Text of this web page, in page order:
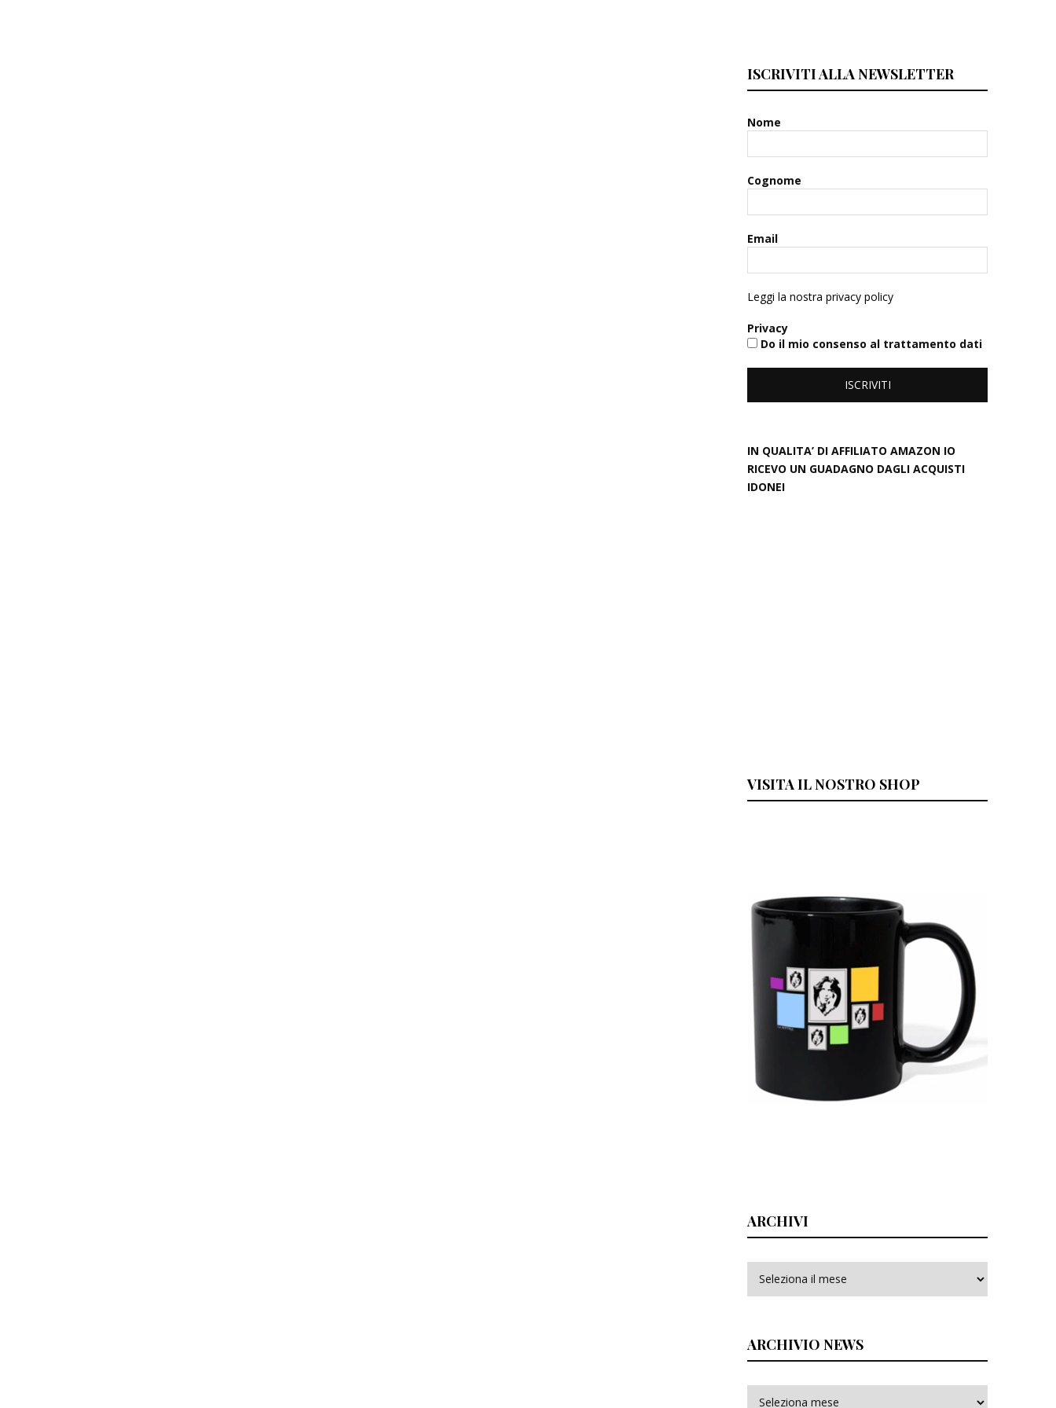
ISCRIVITI ALLA NEWSLETTER
Nome
Cognome
Email
Leggi la nostra privacy policy
Privacy
Do il mio consenso al trattamento dati
IN QUALITA’ DI AFFILIATO AMAZON IO
RICEVO UN GUADAGNO DAGLI ACQUISTI
IDONEI
VISITA IL NOSTRO SHOP
ARCHIVI
ARCHIVIO NEWS